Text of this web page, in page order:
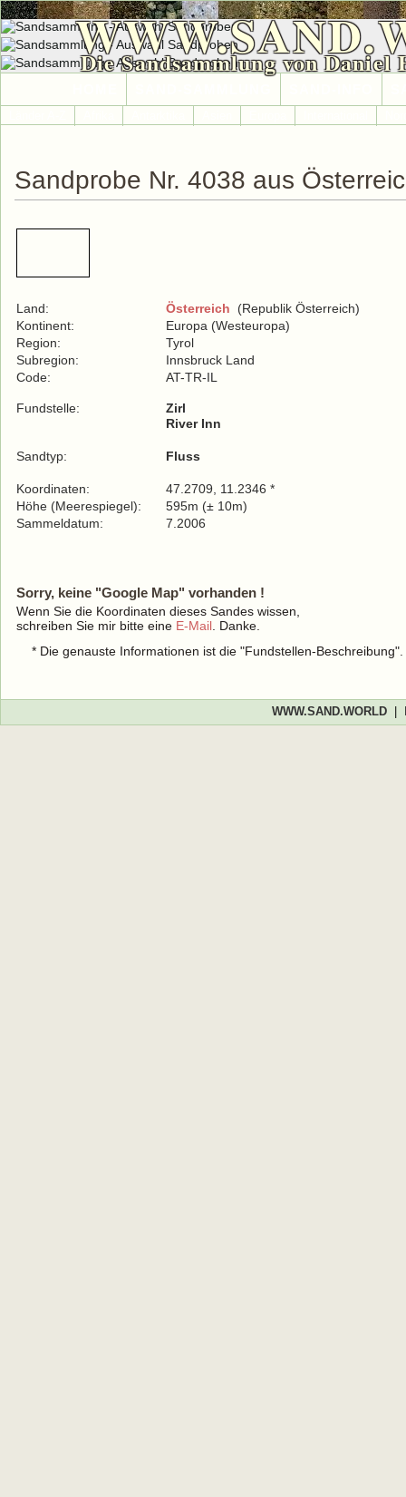
Die Sandsammlung von Daniel
Sandprobe Nr. 4038 aus
Land: Österreich (Republik Österreich)
Kontinent:
Europa (Westeuropa)
Region:
Tyrol
Subregion:
Innsbruck Land
Code:
AT-TR-IL
Fundstelle:
Zirl
River Inn
Sandtyp: Fluss
Koordinaten:
47.2709, 11.2346 *
Höhe (Meerespiegel):
595m (± 10m)
Sammeldatum:
7.2006
Sorry, keine "Google Map" vorhanden !
Wenn Sie die Koordinaten dieses Sandes wissen,
schreiben Sie mir bitte eine E-Mail . Danke.
* Die genauste Informationen ist die "Fundstellen-
WWW.SAND.WORLD|